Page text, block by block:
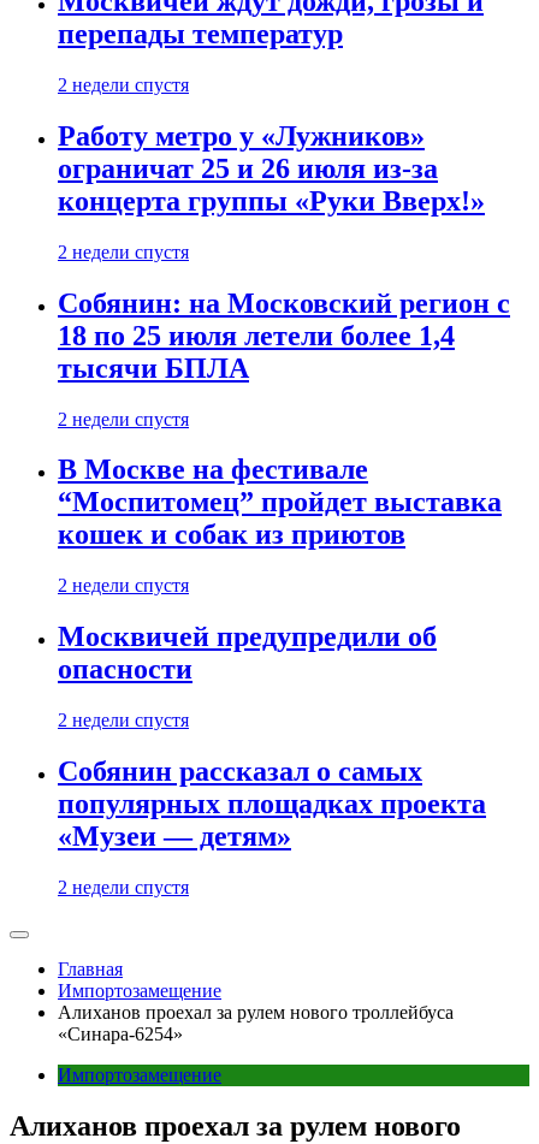
перепады температур
2 недели спустя
Работу метро у «Лужников»
ограничат 25 и 26 июля из-за
концерта группы «Руки Вверх!»
2 недели спустя
Собянин: на Московский регион с
18 по 25 июля летели более 1,4
тысячи БПЛА
2 недели спустя
В Москве на фестивале
“Моспитомец” пройдет выставка
кошек и собак из приютов
2 недели спустя
Москвичей предупредили об
опасности
2 недели спустя
Собянин рассказал о самых
популярных площадках проекта
«Музеи — детям»
2 недели спустя
Главная
Импортозамещение
Алиханов проехал за рулем нового троллейбуса
«Синара-6254»
Импортозамещение
Алиханов проехал за рулем нового